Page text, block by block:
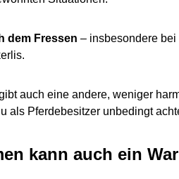
dem Fressen – insbesondere
auch eine andere, weniger
als Pferdebesitzer unbedingt
kann auch ein